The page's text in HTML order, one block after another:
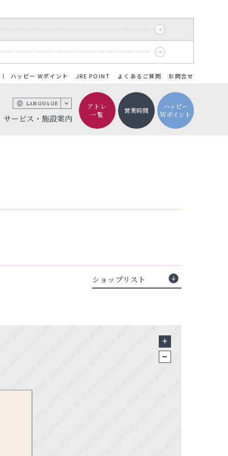
ハッピー Wポイント JRE POINT よくあるご質問 お問合せ
サービス・施設案内
LANGUAGE
アトレ
一覧
営業時間
ハッピー
Wポイント
ショップリスト